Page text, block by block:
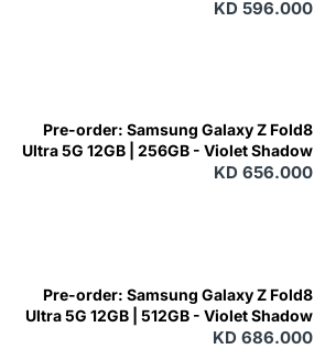
KD 596.000
Pre-order: Samsung Galaxy Z Fold8
Ultra 5G 12GB | 256GB - Violet Shadow
KD 656.000
Pre-order: Samsung Galaxy Z Fold8
Ultra 5G 12GB | 512GB - Violet Shadow
KD 686.000